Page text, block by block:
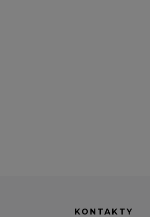
KONTAKTY